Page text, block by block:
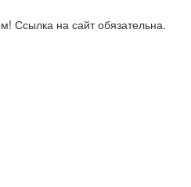
Ссылка на сайт обязательна.